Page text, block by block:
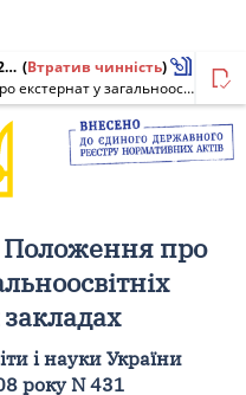
Наказ, Положення від 19.05.2008 № 431 (Втратив чинність)
Про затвердження Положення про екстернат у загальноосвітніх навчальних закладах